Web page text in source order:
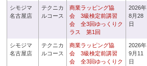
シモジマ
名古屋店
テクニカ
ルコース
商業ラッピング協
会 3級検定前講習
会 全3回ゆっくりク
ラス 第1回
2026年
8月28
日
シモジマ
名古屋店
テクニカ
ルコース
商業ラッピング協
会 3級検定前講習
会 全3回ゆっくりク
2026年
9月11
日